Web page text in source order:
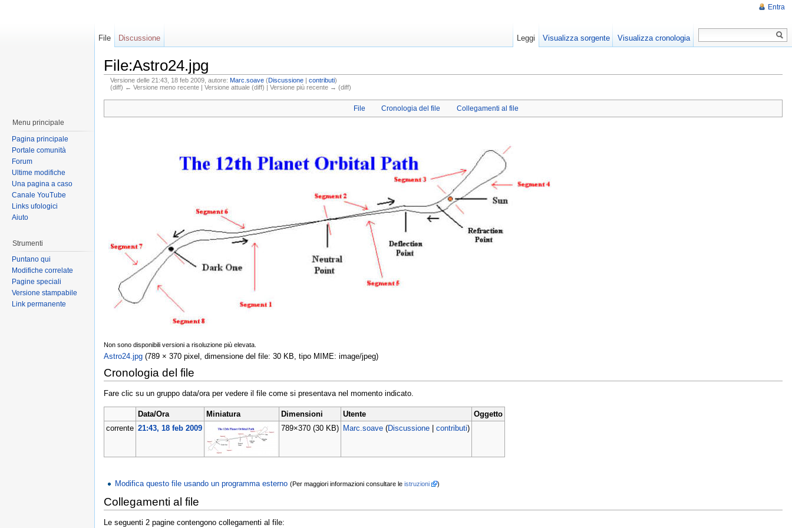
File:Astro24.jpg
Versione delle 21:43, 18 feb 2009, autore: Marc.soave (Discussione| contributi)
(diff) ← Versione meno recente | Versione attuale (diff) | Versione più recente → (diff)
File Cronologia del file Collegamenti al file
Non sono disponibili versioni a risoluzione più elevata.
Astro24.jpg ‎ (789 × 370 pixel, dimensione del file: 30 KB, tipo MIME: image/jpeg)
Cronologia del file
Fare clic su un gruppo data/ora per vedere il file come si presentava nel momento indicato.
Data/Ora Miniatura Dimensioni Utente
Oggetto
corrente 21:43, 18 feb 2009 789×370 (30 KB) Marc.soave (Discussione| contributi)
Modifica questo file usando un programma esterno (Per maggiori informazioni consultare leistruzioni )
Collegamenti al file
Le seguenti 2 pagine contengono collegamenti al file:
Entra
File Discussione Leggi Visualizza sorgente Visualizza cronologia
Menu principale
Pagina principale
Portale comunità
Forum
Ultime modifiche
Una pagina a caso
Canale YouTube
Links ufologici
Aiuto
Strumenti
Puntano qui
Modifiche correlate
Pagine speciali
Versione stampabile
Link permanente